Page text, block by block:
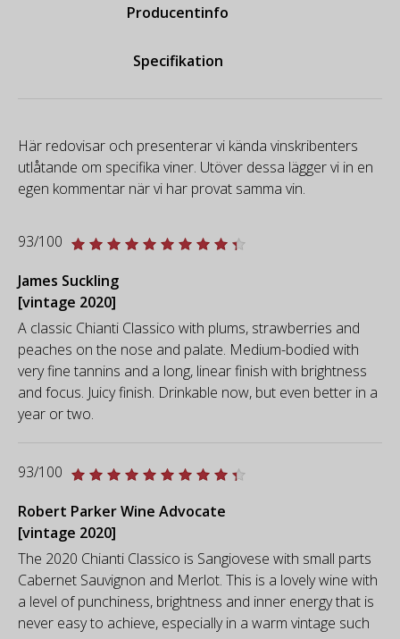
Producentinfo
Specifikation
Här redovisar och presenterar vi kända vinskribenters
utlåtande om specifika viner. Utöver dessa lägger vi in en
egen kommentar när vi har provat samma vin.
93/100
James Suckling
[vintage 2020]
A classic Chianti Classico with plums, strawberries and
peaches on the nose and palate. Medium-bodied with
very fine tannins and a long, linear finish with brightness
and focus. Juicy finish. Drinkable now, but even better in a
year or two.
93/100
Robert Parker Wine Advocate
[vintage 2020]
The 2020 Chianti Classico is Sangiovese with small parts
Cabernet Sauvignon and Merlot. This is a lovely wine with
a level of punchiness, brightness and inner energy that is
never easy to achieve, especially in a warm vintage such